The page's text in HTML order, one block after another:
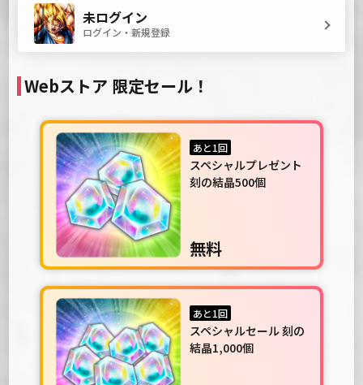
未ログイン
ログイン・新規登録
Webストア 限定セール！
あと1回
スペシャルプレゼント
刻の結晶500個
無料
あと1回
スペシャルセール 刻の
結晶1,000個